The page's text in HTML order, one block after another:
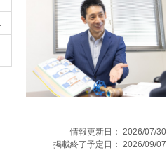
情報更新日： 2026/07/30
掲載終了予定日： 2026/09/07